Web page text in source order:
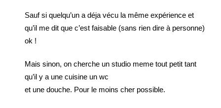
Sauf si quelqu’un a déja vécu la même expérience et
qu’il me dit que c’est faisable (sans rien dire à personne)
ok !
Mais sinon, on cherche un studio meme tout petit tant
qu’il y a une cuisine un wc
et une douche. Pour le moins cher possible.